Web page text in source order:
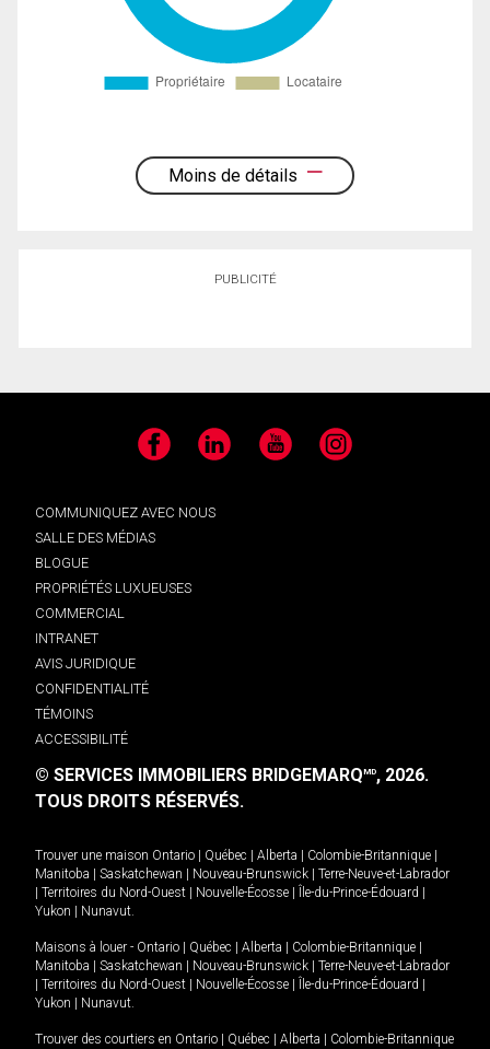
Moins de détails
PUBLICITÉ
Facebook LinkedIn YouTube Instagram
COMMUNIQUEZ AVEC NOUS
SALLE DES MÉDIAS
BLOGUE
PROPRIÉTÉS LUXUEUSES
COMMERCIAL
INTRANET
AVIS JURIDIQUE
CONFIDENTIALITÉ
TÉMOINS
ACCESSIBILITÉ
© SERVICES IMMOBILIERS BRIDGEMARQMD, 2026.
TOUS DROITS RÉSERVÉS.
Trouver une maison Ontario Québec Alberta Colombie-Britannique
Manitoba
Saskatchewan Nouveau-Brunswick
Terre-Neuve-et-Labrador
Territoires du Nord-Ouest Nouvelle-Écosse Île-du-Prince-Édouard
Yukon
Nunavut.
Maisons à louer - Ontario Québec Alberta Colombie-Britannique
Manitoba
Saskatchewan Nouveau-Brunswick
Terre-Neuve-et-Labrador
Territoires du Nord-Ouest Nouvelle-Écosse Île-du-Prince-Édouard
Yukon
Nunavut.
Trouver des courtiers en Ontario Québec Alberta
Colombie-Britannique